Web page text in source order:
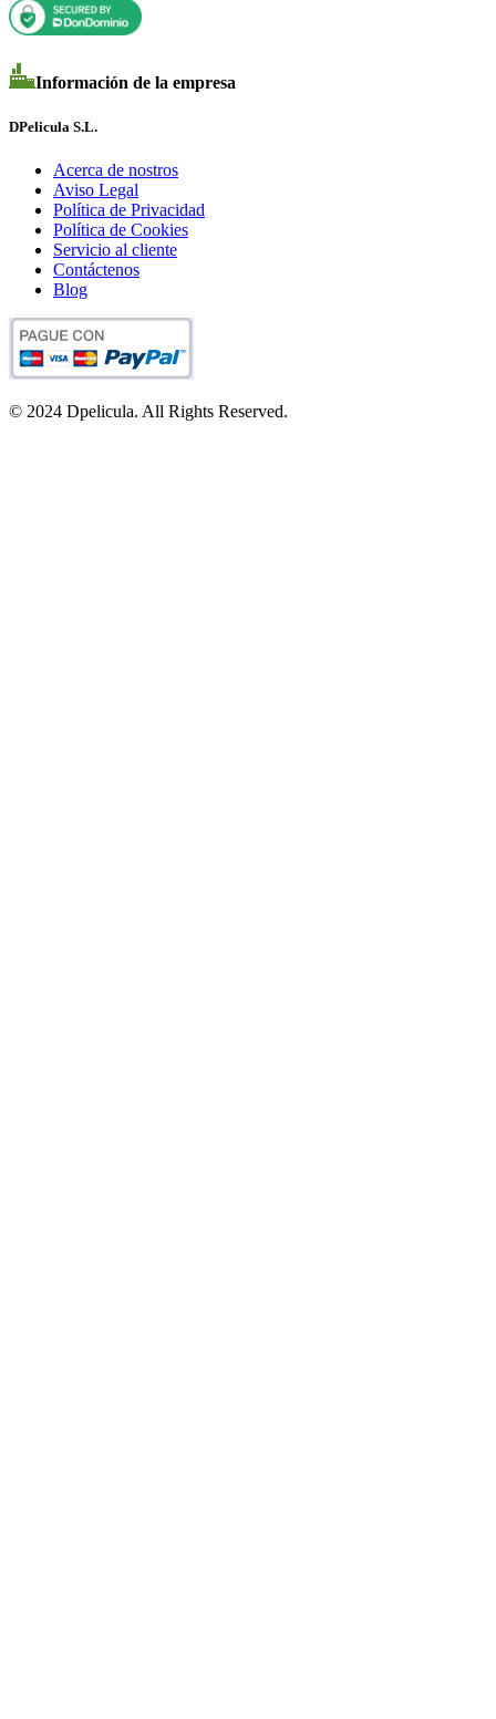
Información de la empresa
DPelicula S.L.
Acerca de nostros
Aviso Legal
Política de Privacidad
Política de Cookies
Servicio al cliente
Contáctenos
Blog
© 2024 Dpelicula. All Rights Reserved.